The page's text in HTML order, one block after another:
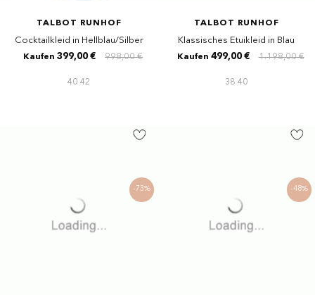
TALBOT RUNHOF
Cocktailkleid in Hellblau/Silber
998,00 €
Kaufen 399,00 €
40 42
TALBOT RUNHOF
Klassisches Etuikleid in Blau
1.198,00 €
Kaufen 499,00 €
38 40
-73% -48%